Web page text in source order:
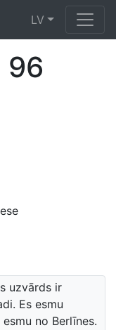
LV
96
uzvārds ir
Es esmu
no Berlīnes.